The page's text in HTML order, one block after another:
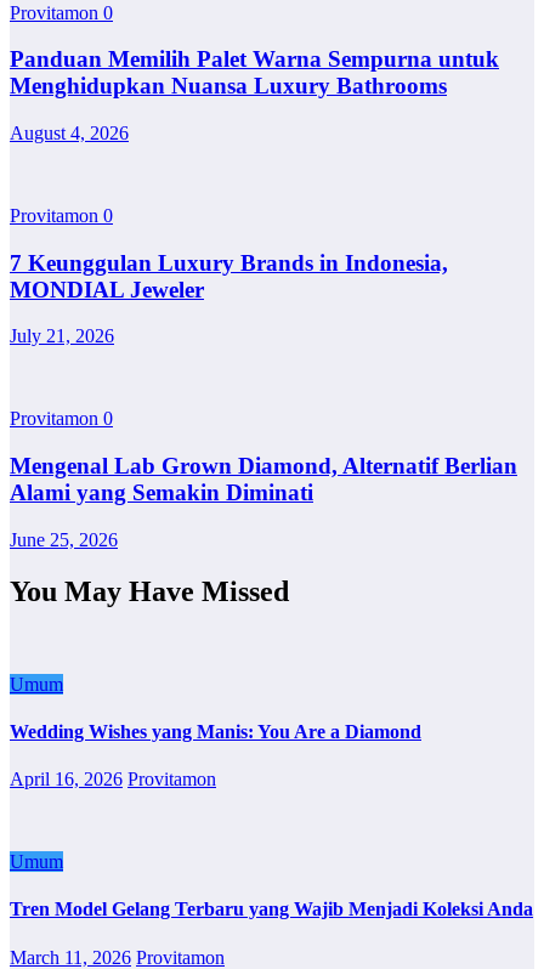
Provitamon 0
Panduan Memilih Palet Warna Sempurna untuk
Menghidupkan Nuansa Luxury Bathrooms
August 4, 2026
Provitamon 0
7 Keunggulan Luxury Brands in Indonesia,
MONDIAL Jeweler
July 21, 2026
Provitamon 0
Mengenal Lab Grown Diamond, Alternatif Berlian
Alami yang Semakin Diminati
June 25, 2026
You May Have Missed
Umum
Wedding Wishes yang Manis: You Are a Diamond
April 16, 2026 Provitamon
Umum
Tren Model Gelang Terbaru yang Wajib Menjadi Koleksi Anda
March 11, 2026 Provitamon